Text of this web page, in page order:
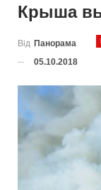
Крыша
Від Панорама
05.10.2018